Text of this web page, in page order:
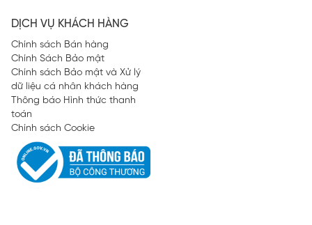
DỊCH VỤ KHÁCH HÀNG
Chính sách Bán hàng
Chính Sách Bảo mật
Chính sách Bảo mật và Xử lý
dữ liệu cá nhân khách hàng
Thông báo Hình thức thanh
toán
Chính sách Cookie